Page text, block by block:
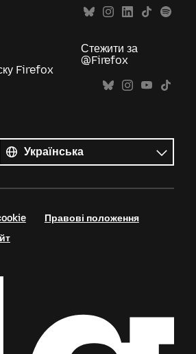
Firefox
Стежити за
@Firefox
Мова
Правові положення